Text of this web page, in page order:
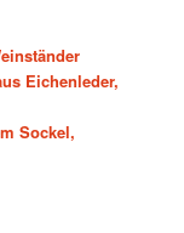
Eichenleder,
Sockel,